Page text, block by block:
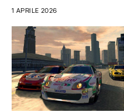
1 APRILE 2026